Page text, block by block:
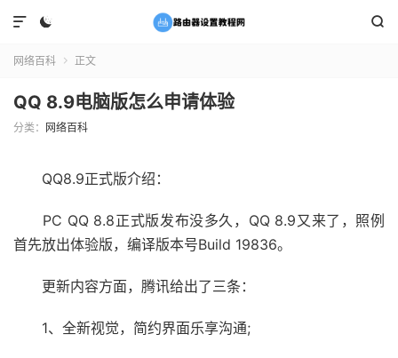
 

网络百科  正文
QQ 8.9电脑版怎么申请体验
分类： 网络百科
QQ8.9正式版介绍：
PC QQ 8.8正式版发布没多久，QQ 8.9又来了，照例
首先放出体验版，编译版本号Build 19836。
更新内容方面，腾讯给出了三条：
1、全新视觉，简约界面乐享沟通;